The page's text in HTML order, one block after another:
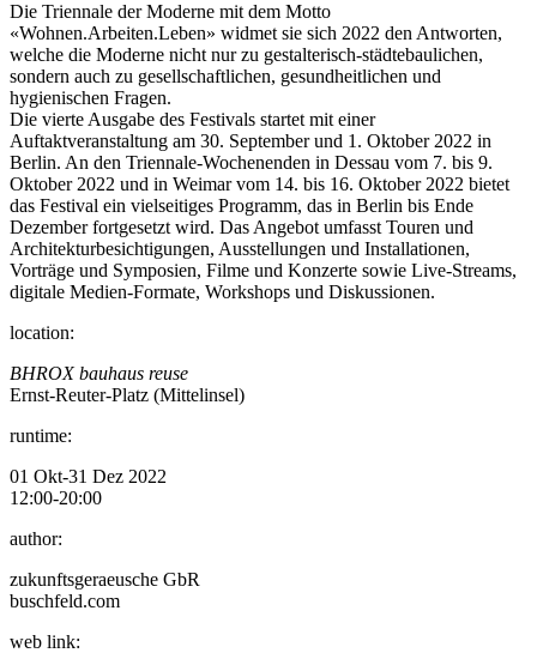
Die Triennale der Moderne mit dem Motto
«Wohnen.Arbeiten.Leben» widmet sie sich 2022 den Antworten,
welche die Moderne nicht nur zu gestalterisch-städtebaulichen,
sondern auch zu gesellschaftlichen, gesundheitlichen und
hygienischen Fragen.
Die vierte Ausgabe des Festivals startet mit einer
Auftaktveranstaltung am 30. September und 1. Oktober 2022 in
Berlin. An den Triennale-Wochenenden in Dessau vom 7. bis 9.
Oktober 2022 und in Weimar vom 14. bis 16. Oktober 2022 bietet
das Festival ein vielseitiges Programm, das in Berlin bis Ende
Dezember fortgesetzt wird. Das Angebot umfasst Touren und
Architekturbesichtigungen, Ausstellungen und Installationen,
Vorträge und Symposien, Filme und Konzerte sowie Live-Streams,
digitale Medien-Formate, Workshops und Diskussionen.
location:
BHROX bauhaus reuse
Ernst-Reuter-Platz (Mittelinsel)
runtime:
01 Okt-31 Dez 2022
12:00-20:00
author:
zukunftsgeraeusche GbR
buschfeld.com
web link: